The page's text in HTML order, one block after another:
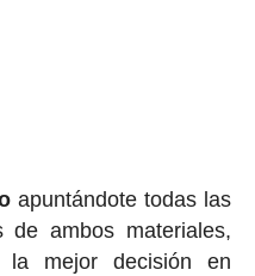
apuntándote todas las
de ambos materiales,
la mejor decisión en